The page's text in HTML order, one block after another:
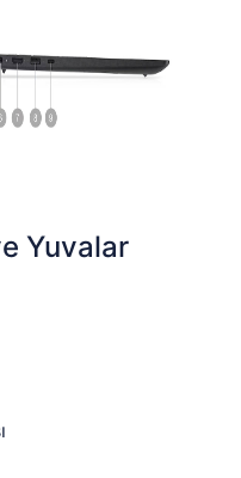
Yuvalar